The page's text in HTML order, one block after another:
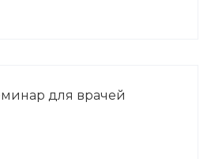
общества детских
для врачей